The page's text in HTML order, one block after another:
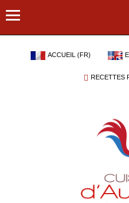
ACCUEIL (FR)
RECETTES